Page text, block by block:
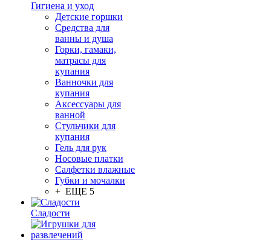
Гигиена и уход
Детские горшки
Средства для
ванны и душа
Горки, гамаки,
матрасы для
купания
Ванночки для
купания
Аксессуары для
ванной
Стульчики для
купания
Гель для рук
Носовые платки
Салфетки влажные
Губки и мочалки
+ ЕЩЕ 5
Сладости